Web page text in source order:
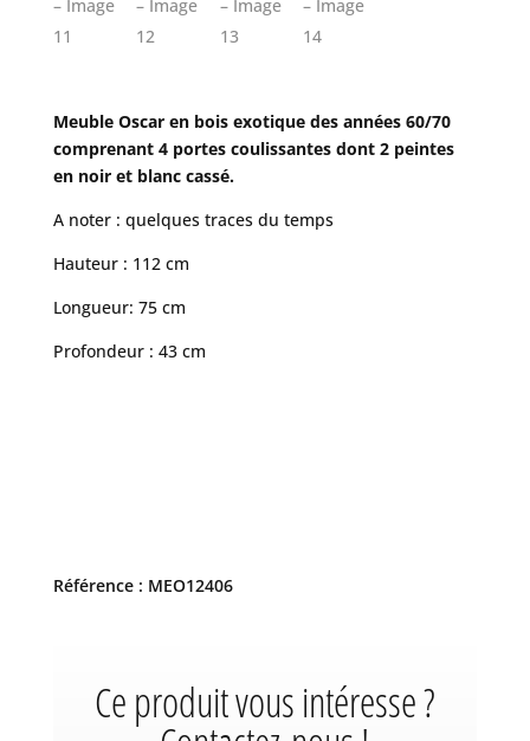
Meuble Oscar en bois exotique des années 60/70
comprenant 4 portes coulissantes dont 2 peintes
en noir et blanc cassé.
A noter : quelques traces du temps
Hauteur : 112 cm
Longueur: 75 cm
Profondeur : 43 cm
Référence : MEO12406
Ce produit vous intéresse ?